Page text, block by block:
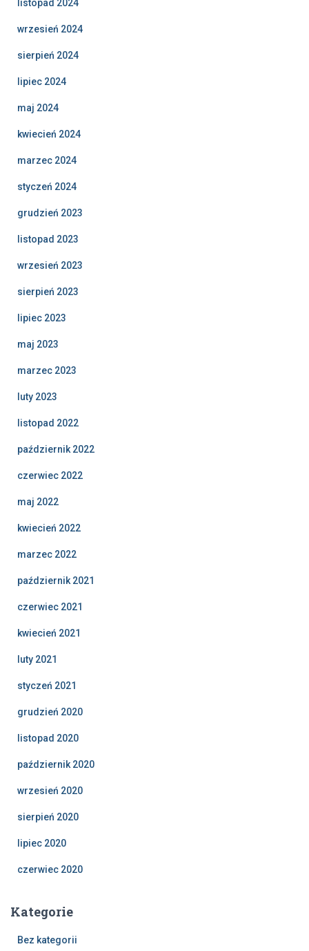
listopad 2024
wrzesień 2024
sierpień 2024
lipiec 2024
maj 2024
kwiecień 2024
marzec 2024
styczeń 2024
grudzień 2023
listopad 2023
wrzesień 2023
sierpień 2023
lipiec 2023
maj 2023
marzec 2023
luty 2023
listopad 2022
październik 2022
czerwiec 2022
maj 2022
kwiecień 2022
marzec 2022
październik 2021
czerwiec 2021
kwiecień 2021
luty 2021
styczeń 2021
grudzień 2020
listopad 2020
październik 2020
wrzesień 2020
sierpień 2020
lipiec 2020
czerwiec 2020
Kategorie
Bez kategorii